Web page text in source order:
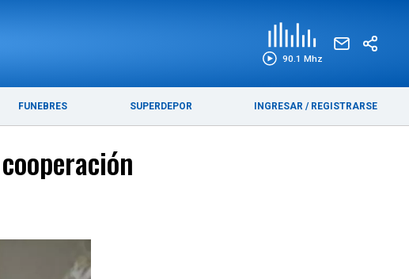
90.1 Mhz
FUNEBRES SUPERDEPOR INGRESAR / REGISTRARSE
MADRYN